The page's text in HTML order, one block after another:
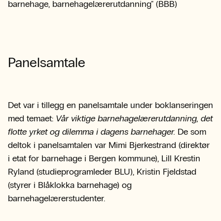
barnehage, barnehagelærerutdanning" (BBB)
Panelsamtale
Det var i tillegg en panelsamtale under boklanseringen
med temaet: Vår viktige barnehagelærerutdanning, det
flotte yrket og dilemma i dagens barnehager. De som
deltok i panelsamtalen var Mimi Bjerkestrand (direktør
i etat for barnehage i Bergen kommune), Lill Krestin
Ryland (studieprogramleder BLU), Kristin Fjeldstad
(styrer i Blåklokka barnehage) og
barnehagelærerstudenter.